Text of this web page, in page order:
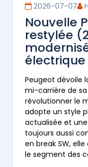
2026-07-07
Nouvelle
restylée
Peugeot dévoile
mi-carrière de sa
révolutionner le
adopte un style
actualisée et
toujours aussi
en break SW,
le segment des